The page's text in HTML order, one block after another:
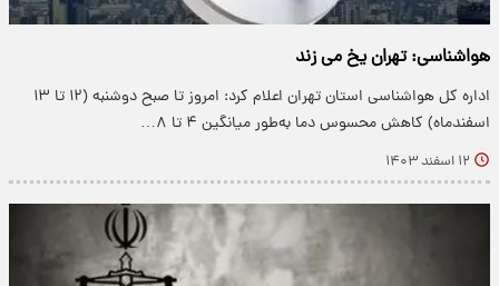
هواشناسی: تهران یخ می زند
اداره کل هواشناسی استان تهران اعلام کرد: امروز تا صبح دوشنبه (۱۲ تا ۱۳
اسفندماه) کاهش محسوس دما به‌طور میانگین ۴ تا ۸…
۱۲ اسفند ۱۴۰۳